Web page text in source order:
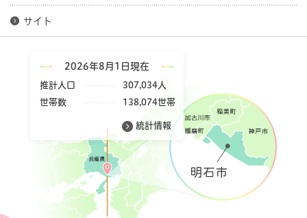
サイト
2026年8月1日現在
推計人口
307,034人
世帯数
138,074世帯
統計情報